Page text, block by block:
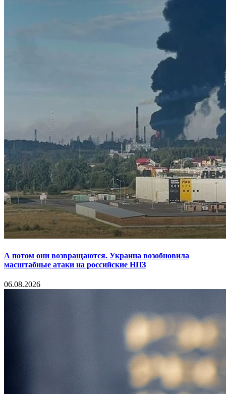
А потом они возвращаются. Украина возобновила
масштабные атаки на российские НПЗ
06.08.2026